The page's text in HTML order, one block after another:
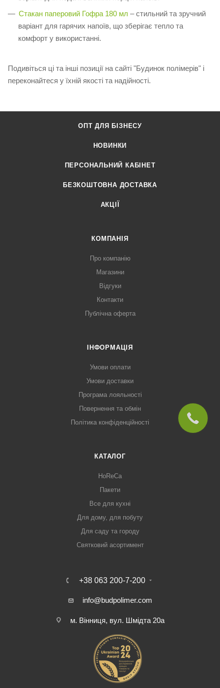
Стакан паперовий Гофра 180 мл – стильний та зручний
варіант для гарячих напоїв, що зберігає тепло та
комфорт у використанні.
Подивіться ці та інші позиції на сайті "Будинок полімерів" і
переконайтеся у їхній якості та надійності.
ОПТ ДЛЯ БІЗНЕСУ
НОВИНКИ
ПЕРСОНАЛЬНИЙ КАБІНЕТ
БЕЗКОШТОВНА ДОСТАВКА
АКЦІЇ
КОМПАНІЯ
Про компанію
Магазини
Відгуки
Контакти
Публічна оферта
ІНФОРМАЦІЯ
Умови оплати
Умови доставки
Програма лояльності
Повернення та обмін
Політика конфіденційності
КАТАЛОГ
HoReCa
Пакети
Все для кухні
Для дому, для побуту
Для саду та городу
Святковий асортимент
+38 063 200-7-200
info@budpolimer.com
м. Вінниця, вул. Шмідта 20а